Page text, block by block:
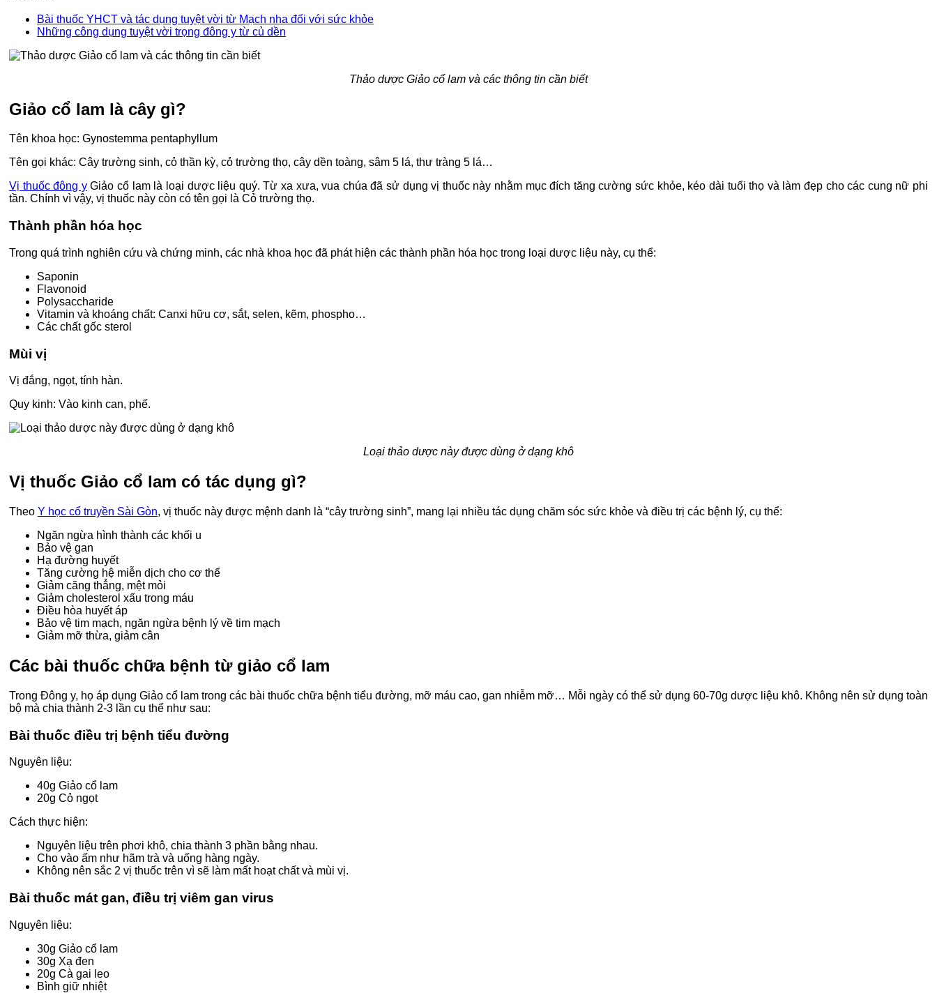
Bài thuốc YHCT và tác dụng tuyệt vời từ Mạch nha đối với sức khỏe
Những công dụng tuyệt vời trọng đông y từ củ dền
Thảo dược Giảo cổ lam và các thông tin cần biết
Giảo cổ lam là cây gì?
Tên khoa học: Gynostemma pentaphyllum
Tên gọi khác: Cây trường sinh, cỏ thần kỳ, cỏ trường thọ, cây dền toàng, sâm 5 lá, thư tràng 5 lá…
Vị thuốc đông yGiảo cổ lam là loại dược liệu quý. Từ xa xưa, vua chúa đã sử dụng vị thuốc này nhằm mục đích tăng cường sức khỏe, kéo dài tuổi thọ và làm đẹp cho các cung nữ phi
tần. Chính vì vậy, vị thuốc này còn có tên gọi là Cỏ trường thọ.
Thành phần hóa học
Trong quá trình nghiên cứu và chứng minh, các nhà khoa học đã phát hiện các thành phần hóa học trong loại dược liệu này, cụ thể:
Saponin
Flavonoid
Polysaccharide
Vitamin và khoáng chất: Canxi hữu cơ, sắt, selen, kẽm, phospho…
Các chất gốc sterol
Mùi vị
Vị đắng, ngọt, tính hàn.
Quy kinh: Vào kinh can, phế.
Loại thảo dược này được dùng ở dạng khô
Vị thuốc Giảo cổ lam có tác dụng gì?
Theo Y học cổ truyền Sài Gòn, vị thuốc này được mệnh danh là “cây trường sinh”, mang lại nhiều tác dụng chăm sóc sức khỏe và điều trị các bệnh lý, cụ thể:
Ngăn ngừa hình thành các khối u
Bảo vệ gan
Hạ đường huyết
Tăng cường hệ miễn dịch cho cơ thể
Giảm căng thẳng, mệt mỏi
Giảm cholesterol xấu trong máu
Điều hòa huyết áp
Bảo vệ tim mạch, ngăn ngừa bệnh lý về tim mạch
Giảm mỡ thừa, giảm cân
Các bài thuốc chữa bệnh từ giảo cổ lam
Trong Đông y, họ áp dụng Giảo cổ lam trong các bài thuốc chữa bệnh tiểu đường, mỡ máu cao, gan nhiễm mỡ… Mỗi ngày có thể sử dụng 60-70g dược liệu khô. Không nên sử dụng toàn
bộ mà chia thành 2-3 lần cụ thể như sau:
Bài thuốc điều trị bệnh tiểu đường
Nguyên liệu:
40g Giảo cổ lam
20g Cỏ ngọt
Cách thực hiện:
Nguyên liệu trên phơi khô, chia thành 3 phần bằng nhau.
Cho vào ấm như hãm trà và uống hàng ngày.
Không nên sắc 2 vị thuốc trên vì sẽ làm mất hoạt chất và mùi vị.
Bài thuốc mát gan, điều trị viêm gan virus
Nguyên liệu:
30g Giảo cổ lam
30g Xạ đen
20g Cà gai leo
Bình giữ nhiệt